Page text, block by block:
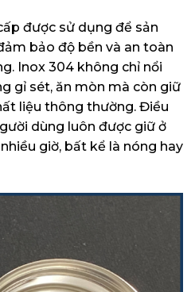
được sử dụng để sản
bảo độ bền và an toàn
Inox 304 không chỉ nổi
gỉ sét, ăn mòn mà còn giữ
liệu thông thường. Điều
dùng luôn được giữ ở
giờ, bất kể là nóng hay